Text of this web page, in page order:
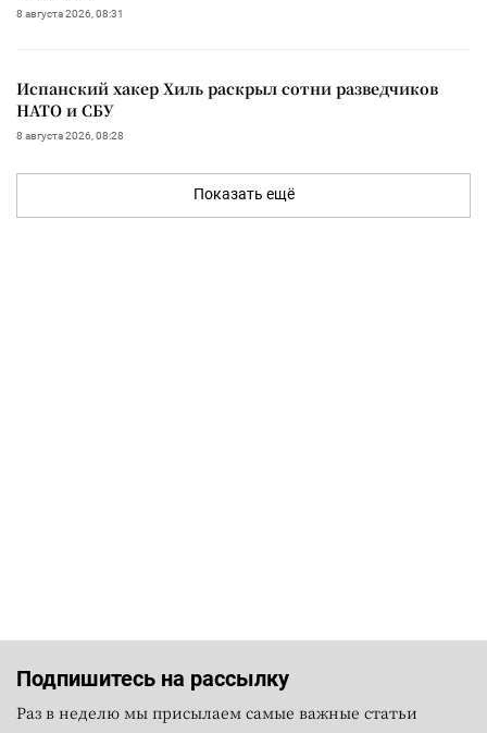
8 августа 2026, 08:31
Испанский хакер Хиль раскрыл сотни разведчиков
НАТО и СБУ
8 августа 2026, 08:28
Показать ещё
Подпишитесь на рассылку
Раз в неделю мы присылаем самые важные статьи